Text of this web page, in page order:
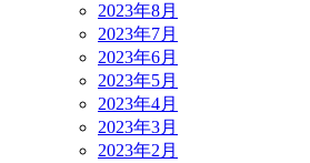
2023年8月
2023年7月
2023年6月
2023年5月
2023年4月
2023年3月
2023年2月